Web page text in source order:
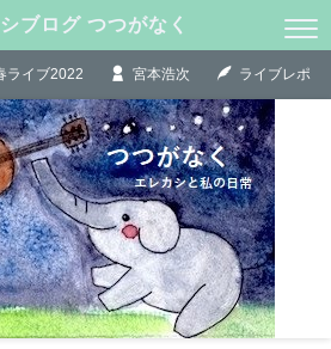
ブログ つつがなく
ライブ2022 宮本浩次 ライブレポ